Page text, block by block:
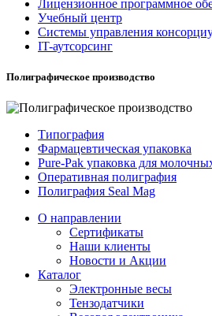
Лицензионное программное
Учебный центр
Системы управления
IT-аутсорсинг
Полиграфическое производство
Типография
Фармацевтическая упаковка
Pure-Pak упаковка для
Оперативная полиграфия
Полиграфия Seal Mag
О направлении
Сертификаты
Наши клиенты
Новости и Акции
Каталог
Электронные весы
Тензодатчики